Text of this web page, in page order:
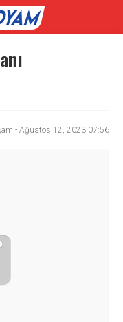
- Ağustos 12, 2023 07:56